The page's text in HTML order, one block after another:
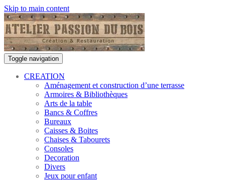
Skip to main content
Toggle navigation
CREATION
Aménagement et construction d’une terrasse
Armoires & Bibliothèques
Arts de la table
Bancs & Coffres
Bureaux
Caisses & Boites
Chaises & Tabourets
Consoles
Decoration
Divers
Jeux pour enfant